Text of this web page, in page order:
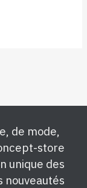
de mode,
store
unique des
nouveautés